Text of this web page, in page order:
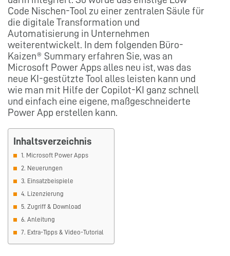
Code Nischen-Tool zu einer zentralen Säule für
die digitale Transformation und
Automatisierung in Unternehmen
weiterentwickelt. In dem folgenden Büro-
Kaizen® Summary erfahren Sie, was an
Microsoft Power Apps alles neu ist, was das
neue KI-gestützte Tool alles leisten kann und
wie man mit Hilfe der Copilot-KI ganz schnell
und einfach eine eigene, maßgeschneiderte
Power App erstellen kann.
Inhaltsverzeichnis
1. Microsoft Power Apps
2. Neuerungen
3. Einsatzbeispiele
4. Lizenzierung
5. Zugriff & Download
6. Anleitung
7. Extra-Tipps & Video-Tutorial